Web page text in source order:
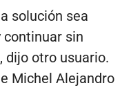
solución sea
sin
dijo otro usuario.
Michel Alejandro